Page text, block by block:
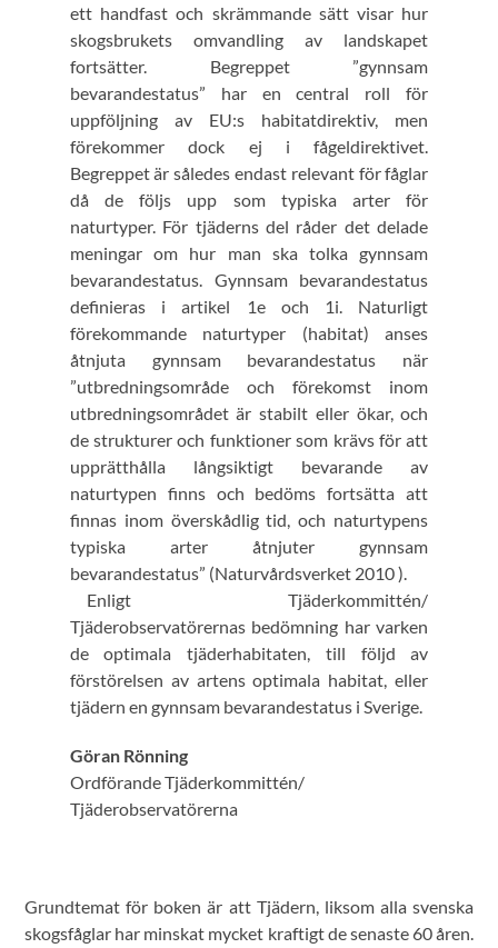
ett handfast och skrämmande sätt visar hur
skogsbrukets omvandling av landskapet
fortsätter. Begreppet ”gynnsam
bevarandestatus” har en central roll för
uppföljning av EU:s habitatdirektiv, men
förekommer dock ej i fågeldirektivet.
Begreppet är således endast relevant för fåglar
då de följs upp som typiska arter för
naturtyper. För tjäderns del råder det delade
meningar om hur man ska tolka gynnsam
bevarandestatus. Gynnsam bevarandestatus
definieras i artikel 1e och 1i. Naturligt
förekommande naturtyper (habitat) anses
åtnjuta gynnsam bevarandestatus när
”utbredningsområde och förekomst inom
utbredningsområdet är stabilt eller ökar, och
de strukturer och funktioner som krävs för att
upprätthålla långsiktigt bevarande av
naturtypen finns och bedöms fortsätta att
finnas inom överskådlig tid, och naturtypens
typiska arter åtnjuter gynnsam
bevarandestatus” (Naturvårdsverket 2010 ).
Enligt Tjäderkommittén/
Tjäderobservatörernas bedömning har varken
de optimala tjäderhabitaten, till följd av
förstörelsen av artens optimala habitat, eller
tjädern en gynnsam bevarandestatus i Sverige.
Göran Rönning
Ordförande Tjäderkommittén/
Tjäderobservatörerna
Grundtemat för boken är att Tjädern, liksom alla svenska
skogsfåglar har minskat mycket kraftigt de senaste 60 åren.